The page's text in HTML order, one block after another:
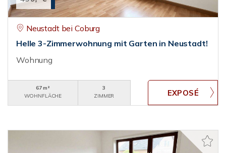
Neustadt bei Coburg
Helle 3-Zimmerwohnung mit Garten in Neustadt!
Wohnung
67 m²
WOHNFLÄCHE
3
ZIMMER